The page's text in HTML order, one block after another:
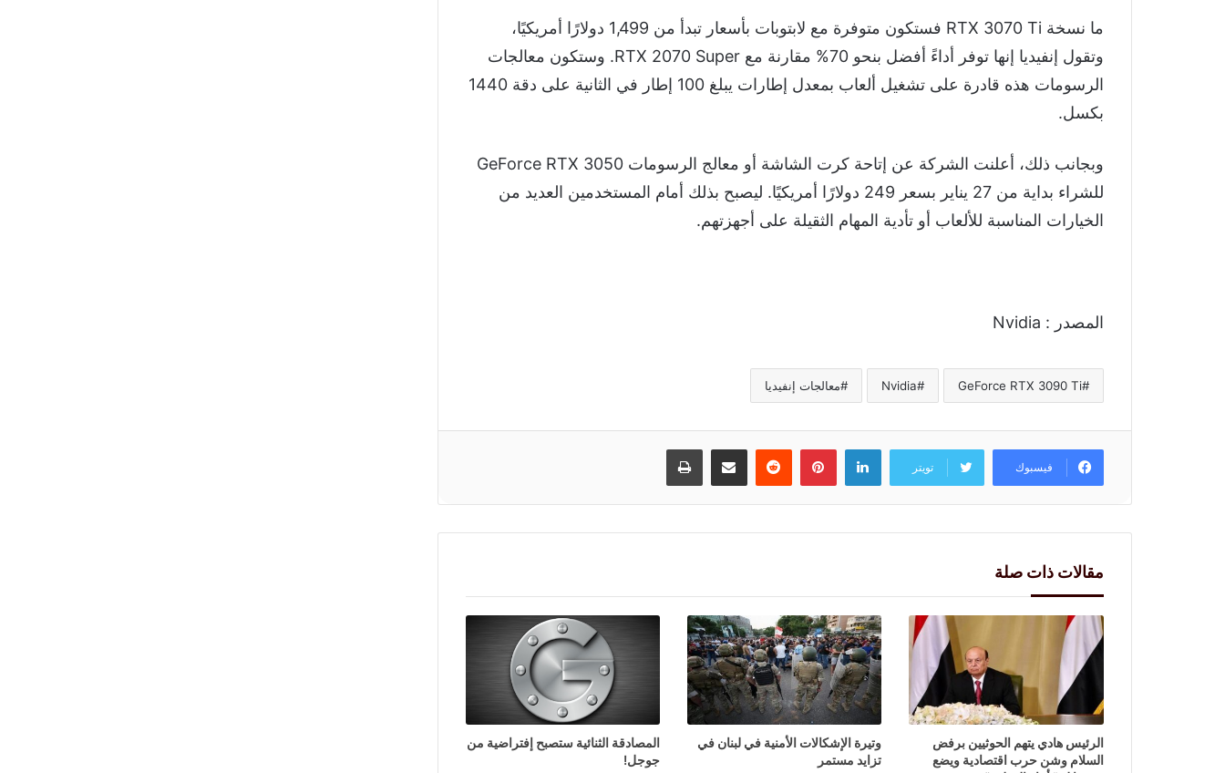
ما نسخة RTX 3070 Ti فستكون متوفرة مع لابتوبات بأسعار تبدأ من 1,499 دولارًا أمريكيًا،
وتقول إنفيديا إنها توفر أداءً أفضل بنحو 70% مقارنة مع RTX 2070 Super. وستكون معالجات
الرسومات هذه قادرة على تشغيل ألعاب بمعدل إطارات يبلغ 100 إطار في الثانية على دقة 1440
بكسل.
وبجانب ذلك، أعلنت الشركة عن إتاحة كرت الشاشة أو معالج الرسومات GeForce RTX 3050
للشراء بداية من 27 يناير بسعر 249 دولارًا أمريكيًا. ليصبح بذلك أمام المستخدمين العديد من
الخيارات المناسبة للألعاب أو تأدية المهام الثقيلة على أجهزتهم.
المصدر : Nvidia
GeForce RTX 3090 Ti
Nvidia معالجات إنفيديا
فيسبوك تويتر
لينكدإنبينتيريست
‏Reddit مشاركة عبر البريد طباعة
مقالات ذات صلة
الرئيس هادي يتهم الحوثيين برفض
السلام وشن حرب اقتصادية ويضع
وتيرة الإشكالات الأمنية في لبنان في
تزايد مستمر
المصادقة الثنائية ستصبح إفتراضية من
جوجل!